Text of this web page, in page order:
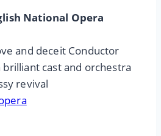
National Opera
and deceit Conductor
brilliant cast and orchestra
revival